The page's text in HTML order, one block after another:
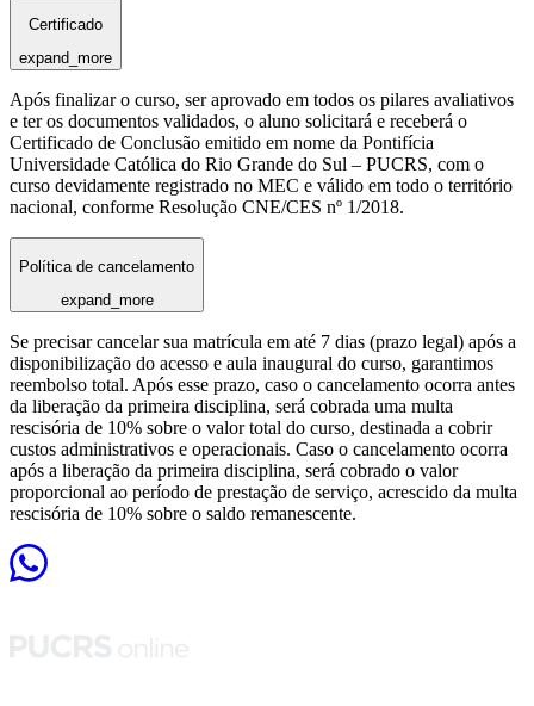
Certificado
expand_more
Após finalizar o curso, ser aprovado em todos os pilares avaliativos
e ter os documentos validados, o aluno solicitará e receberá o
Certificado de Conclusão emitido em nome da Pontifícia
Universidade Católica do Rio Grande do Sul – PUCRS, com o
curso devidamente registrado no MEC e válido em todo o território
nacional, conforme Resolução CNE/CES nº 1/2018.
Política de cancelamento
expand_more
Se precisar cancelar sua matrícula em até 7 dias (prazo legal) após a
disponibilização do acesso e aula inaugural do curso, garantimos
reembolso total. Após esse prazo, caso o cancelamento ocorra antes
da liberação da primeira disciplina, será cobrada uma multa
rescisória de 10% sobre o valor total do curso, destinada a cobrir
custos administrativos e operacionais. Caso o cancelamento ocorra
após a liberação da primeira disciplina, será cobrado o valor
proporcional ao período de prestação de serviço, acrescido da multa
rescisória de 10% sobre o saldo remanescente.